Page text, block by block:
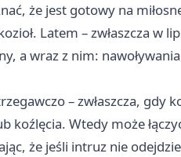
że jest gotowy na
Latem – zwłaszcza w
a wraz z nim:
– zwłaszcza, gdy
koźlęcia. Wtedy może
że jeśli intruz nie